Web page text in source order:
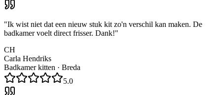
"Ik wist niet dat een nieuw stuk kit zo'n verschil kan maken. De
badkamer voelt direct frisser. Dank!"
CH
Carla Hendriks
Badkamer kitten · Breda
5.0